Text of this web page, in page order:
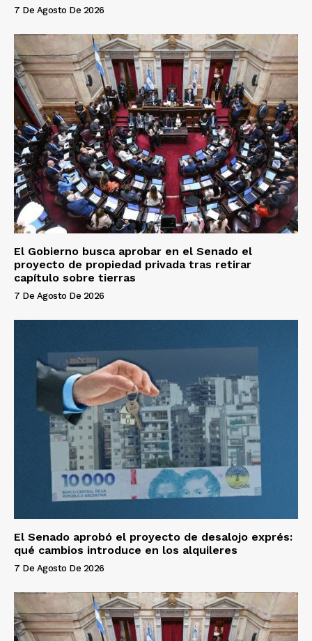
7 De Agosto De 2026
El Gobierno busca aprobar en el Senado el
proyecto de propiedad privada tras retirar
capítulo sobre tierras
7 De Agosto De 2026
El Senado aprobó el proyecto de desalojo exprés:
qué cambios introduce en los alquileres
7 De Agosto De 2026